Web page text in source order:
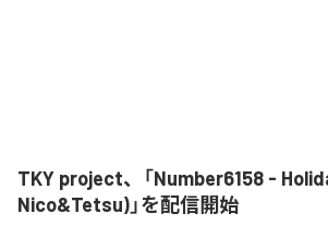
TKY project、「Number6158 -
Nico&Tetsu)」を配信開始